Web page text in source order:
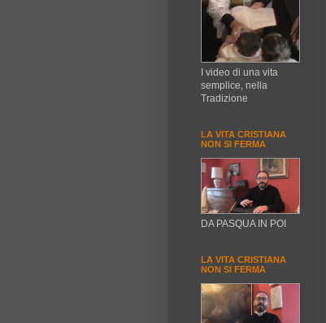
I video di una vita
semplice, nella
Tradizione
LA VITA CRISTIANA
NON SI FERMA
DA PASQUA IN POI
LA VITA CRISTIANA
NON SI FERMA